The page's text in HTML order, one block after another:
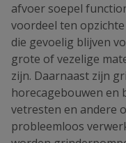
afvoer soepel
voordeel ten
die gevoelig blijven
grote of vezelige
zijn. Daarnaast zijn
horecagebouwen en
vetresten en andere
probleemloos